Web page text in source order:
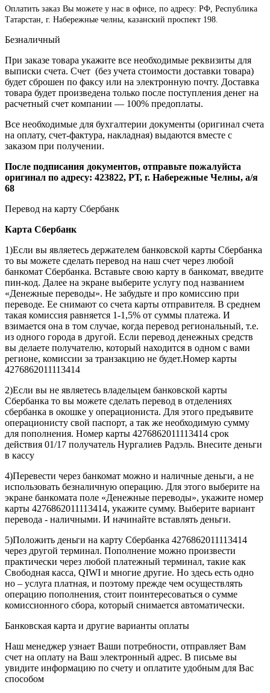
Оплатить заказ Вы можете у нас в офисе, по адресу: РФ, Республика
Татарстан, г. Набережные челны, казанский проспект 198.
Безналичный
При заказе товара укажите все необходимые реквизиты для
выписки счета. Счет (без учета стоимости доставки товара)
будет сброшен по факсу или на электронную почту. Доставка
товара будет произведена только после поступления денег на
расчетный счет компании — 100% предоплаты.
Все необходимые для бухгалтерии документы (оригинал счета
на оплату, счет-фактура, накладная) выдаются вместе с
заказом при получении.
После подписания документов, отправьте пожалуйста
оригинал по адресу: 423822, РТ, г. Набережные Челны, а/я
68
Перевод на карту Сбербанк
Карта Сбербанк
1)Если вы являетесь держателем банковской карты Сбербанка
то вы можете сделать перевод на наш счет через любой
банкомат Сбербанка. Вставьте свою карту в банкомат, введите
пин-код. Далее на экране выберите услугу под названием
«Денежные переводы». Не забудьте и про комиссию при
переводе. Ее снимают со счета карты отправителя. В среднем
такая комиссия равняется 1-1,5% от суммы платежа. И
взимается она в том случае, когда перевод региональный, т.е.
из одного города в другой. Если перевод денежных средств
вы делаете получателю, который находится в одном с вами
регионе, комиссии за транзакцию не будет.Номер карты
4276862011113414
2)Если вы не являетесь владельцем банковской карты
Сбербанка то вы можете сделать перевод в отделениях
сбербанка в окошке у операциониста. Для этого предъявите
операционисту свой паспорт, а так же необходимую сумму
для пополнения. Номер карты 4276862011113414 срок
действия 01/17 получатель Нургалиев Радэль. Внесите деньги
в кассу
4)Перевести через банкомат можно и наличные деньги, а не
использовать безналичную операцию. Для этого выберите на
экране банкомата поле «Денежные переводы», укажите номер
карты 4276862011113414, укажите сумму. Выберите вариант
перевода - наличными. И начинайте вставлять деньги.
5)Положить деньги на карту Сбербанка 4276862011113414
через другой терминал. Пополнение можно произвести
практически через любой платежный терминал, такие как
Свободная касса, QIWI и многие другие. Но здесь есть одно
но – услуга платная, и поэтому прежде чем осуществлять
операцию пополнения, стоит поинтересоваться о сумме
комиссионного сбора, который снимается автоматически.
Банковская карта и другие варианты оплаты
Наш менеджер узнает Ваши потребности, отправляет Вам
счет на оплату на Ваш электронный адрес. В письме вы
увидите информацию по счету и оплатите удобным для Вас
способом